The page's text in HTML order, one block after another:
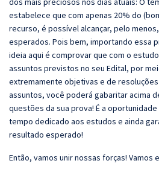
estabelece que com apenas 20% do
recurso, é possível alcançar, pelo
esperados. Pois bem, importando essa
ideia aqui é comprovar que com o
assuntos previstos no seu Edital, por
extremamente objetivas e de
assuntos, você poderá gabaritar acima
questões da sua prova! É a
tempo dedicado aos estudos e ainda
resultado esperado!
Então, vamos unir nossas forças! Vamos